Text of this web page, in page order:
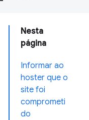
Nesta
página
Informar ao
hoster que o
site foi
comprometi
do